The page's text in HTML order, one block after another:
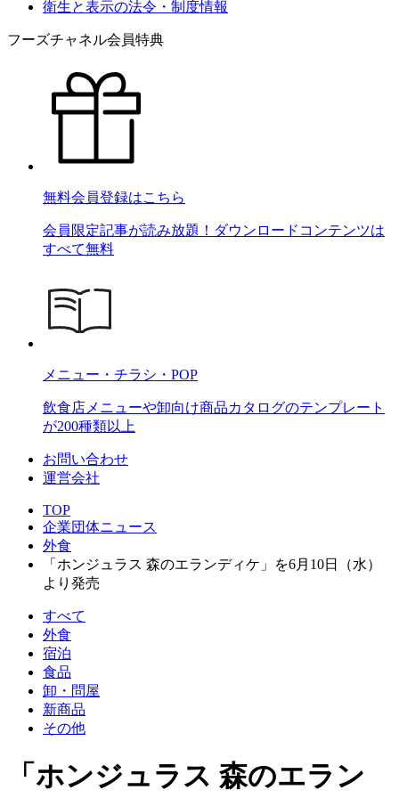
衛生と表示の法令・制度情報
フーズチャネル会員特典
無料会員登録はこちら
会員限定記事が読み放題！ダウンロードコンテンツは
すべて無料
メニュー・チラシ・POP
飲食店メニューや卸向け商品カタログのテンプレート
が200種類以上
お問い合わせ
運営会社
TOP
企業団体ニュース
外食
「ホンジュラス 森のエランディケ」を6月10日（水）
より発売
すべて
外食
宿泊
食品
卸・問屋
新商品
その他
「ホンジュラス 森のエラン